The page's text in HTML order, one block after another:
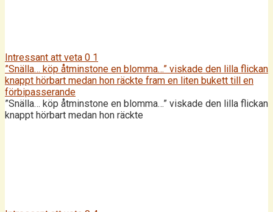
Intressant att veta 0 1
”Snälla… köp åtminstone en blomma…” viskade den lilla flickan
knappt hörbart medan hon räckte fram en liten bukett till en
förbipasserande
”Snälla… köp åtminstone en blomma…” viskade den lilla flickan
knappt hörbart medan hon räckte